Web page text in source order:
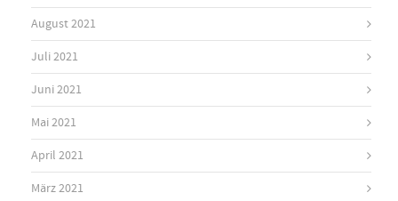
August 2021
Juli 2021
Juni 2021
Mai 2021
April 2021
März 2021